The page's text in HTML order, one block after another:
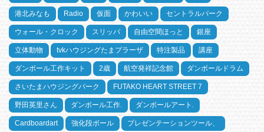
港北みなも Radio 仮面 かわいい セントラルパーク
ウォール・クロック スリッパ 自由空間ほっと 銀座
立体動物 tvkハウジングたまプラーザ 特注製品 講座
ダンボール工作キット 2歳 航空発祥記念館 ダンボールドラム
さいたまハウジングパーク FUTAKO HEART STREET 7
野田英里さん ダンボール工作. ダンボールアート.
Cardboardart 強化段ボール プレゼンテーションツール、